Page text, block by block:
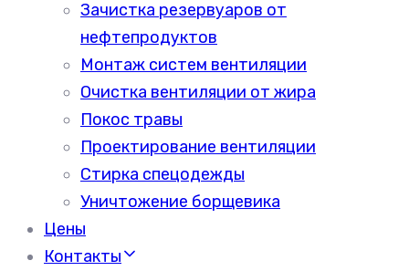
Зачистка резервуаров от
нефтепродуктов
Монтаж систем вентиляции
Очистка вентиляции от жира
Покос травы
Проектирование вентиляции
Стирка спецодежды
Уничтожение борщевика
Цены
Контакты